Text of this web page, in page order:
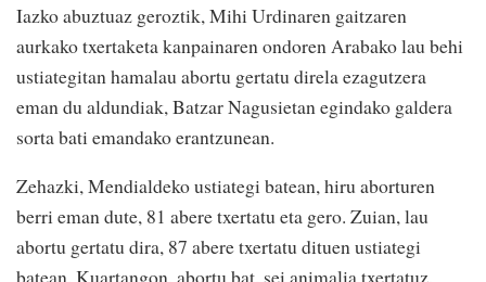
Iazko abuztuaz geroztik, Mihi Urdinaren gaitzaren
aurkako txertaketa kanpainaren ondoren Arabako lau behi
ustiategitan hamalau abortu gertatu direla ezagutzera
eman du aldundiak, Batzar Nagusietan egindako galdera
sorta bati emandako erantzunean.
Zehazki, Mendialdeko ustiategi batean, hiru aborturen
berri eman dute, 81 abere txertatu eta gero. Zuian, lau
abortu gertatu dira, 87 abere txertatu dituen ustiategi